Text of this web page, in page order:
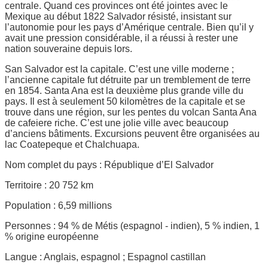
centrale. Quand ces provinces ont été jointes avec le
Mexique au début 1822 Salvador résisté, insistant sur
l’autonomie pour les pays d’Amérique centrale. Bien qu’il y
avait une pression considérable, il a réussi à rester une
nation souveraine depuis lors.
San Salvador est la capitale. C’est une ville moderne ;
l’ancienne capitale fut détruite par un tremblement de terre
en 1854. Santa Ana est la deuxième plus grande ville du
pays. Il est à seulement 50 kilomètres de la capitale et se
trouve dans une région, sur les pentes du volcan Santa Ana
de cafeiere riche. C’est une jolie ville avec beaucoup
d’anciens bâtiments. Excursions peuvent être organisées au
lac Coatepeque et Chalchuapa.
Nom complet du pays : République d’El Salvador
Territoire : 20 752 km
Population : 6,59 millions
Personnes : 94 % de Métis (espagnol - indien), 5 % indien, 1
% origine européenne
Langue : Anglais, espagnol ; Espagnol castillan